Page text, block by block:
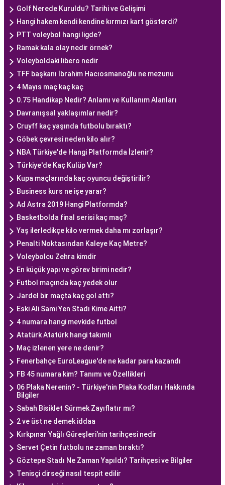
Golf Nerede Kuruldu? Tarihi ve Gelişimi
Hangi hakem kendi kendine kırmızı kart gösterdi?
PTT voleybol hangi ligde?
Ramak kala olay nedir örnek?
Voleyboldaki libero nedir
TFF başkanı İbrahim Hacıosmanoğlu ne mezunu
4 Mayıs maç kaç kaç
0.75 Handikap Nedir? Anlamı ve Kullanım Alanları
Davranışsal yaklaşımlar nedir?
Cruyff kaç yaşında futbolu bıraktı?
Göbek çevresi neden kilo alır?
NBA Türkiye'de Hangi Platformda İzlenir?
Türkiye'de Kaç Kulüp Var?
Kupa maçlarında kaç oyuncu değiştirilir?
Business kurs ne işe yarar?
Ad Astra 2019 Hangi Platformda?
Basketbolda final serisi kaç maç?
Yaş ilerledikçe kilo vermek daha mı zorlaşır?
Penalti Noktasından Kaleye Kaç Metre?
Voleybolcu Zehra kimdir
En küçük yapı ve görev birimi nedir?
Futbol maçında kaç yedek olur
Jardel bir maçta kaç gol attı?
Eski Ali Sami Yen Stadı Kime Aitti?
4 numara hangi mevkide futbol
Atatürk Atatürk hangi takımlı
Maç izlenen yere ne denir?
Fenerbahçe EuroLeague'de ne kadar para kazandı
FB 45 numara kim? Tanımı ve Özellikleri
06 Plaka Nerenin? - Türkiye'nin Plaka Kodları Hakkında
Bilgiler
Sabah Bisiklet Sürmek Zayıflatır mı?
2 ve üst ne demek iddaa
Kırkpınar Yağlı Güreşleri'nin tarihçesi nedir
Servet Çetin futbolu ne zaman bıraktı?
Göztepe Stadı Ne Zaman Yapıldı? Tarihçesi ve Bilgiler
Tenisçi dirseği nasıl tespit edilir